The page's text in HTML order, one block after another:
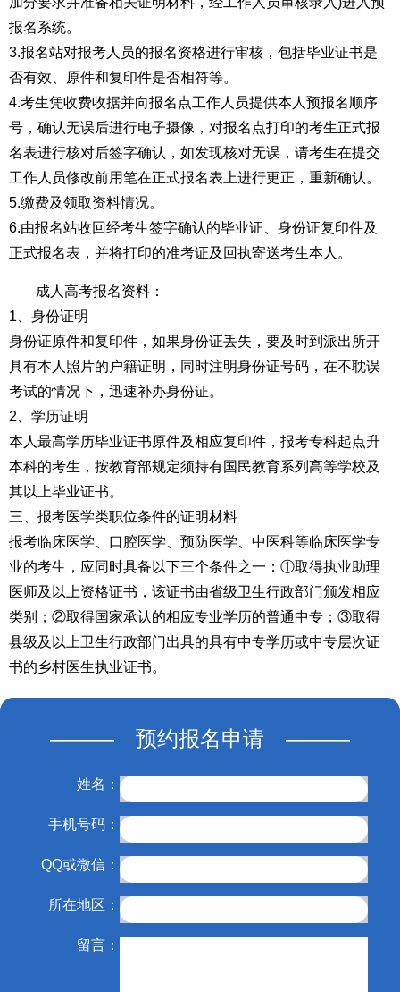
报名系统。
3.报名站对报考人员的报名资格进行审核，包括毕业证书是
否有效、原件和复印件是否相符等。
4.考生凭收费收据并向报名点工作人员提供本人预报名顺序
号，确认无误后进行电子摄像，对报名点打印的考生正式报
名表进行核对后签字确认，如发现核对无误，请考生在提交
工作人员修改前用笔在正式报名表上进行更正，重新确认。
5.缴费及领取资料情况。
6.由报名站收回经考生签字确认的毕业证、身份证复印件及
正式报名表，并将打印的准考证及回执寄送考生本人。
成人高考报名资料：
1、身份证明
身份证原件和复印件，如果身份证丢失，要及时到派出所开
具有本人照片的户籍证明，同时注明身份证号码，在不耽误
考试的情况下，迅速补办身份证。
2、学历证明
本人最高学历毕业证书原件及相应复印件，报考专科起点升
本科的考生，按教育部规定须持有国民教育系列高等学校及
其以上毕业证书。
三、报考医学类职位条件的证明材料
报考临床医学、口腔医学、预防医学、中医科等临床医学专
业的考生，应同时具备以下三个条件之一：①取得执业助理
医师及以上资格证书，该证书由省级卫生行政部门颁发相应
类别；②取得国家承认的相应专业学历的普通中专；③取得
县级及以上卫生行政部门出具的具有中专学历或中专层次证
书的乡村医生执业证书。
——— 预约报名申请 ———
姓名：
手机号码：
QQ或微信：
所在地区：
留言：